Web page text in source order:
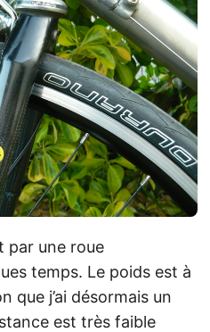
par une roue
temps. Le poids est à
que j’ai désormais un
est très faible